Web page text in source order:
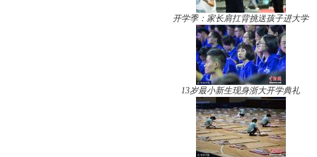
开学季：家长肩扛背挑送孩子进大学
13岁最小新生现身浙大开学典礼